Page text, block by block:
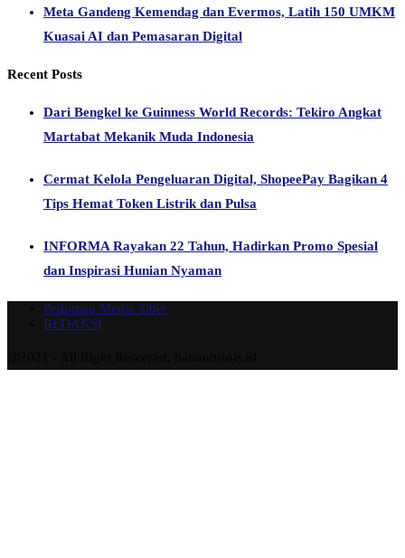
Meta Gandeng Kemendag dan Evermos, Latih 150 UMKM
Kuasai AI dan Pemasaran Digital
Recent Posts
Dari Bengkel ke Guinness World Records: Tekiro Angkat
Martabat Mekanik Muda Indonesia
Cermat Kelola Pengeluaran Digital, ShopeePay Bagikan 4
Tips Hemat Token Listrik dan Pulsa
INFORMA Rayakan 22 Tahun, Hadirkan Promo Spesial
dan Inspirasi Hunian Nyaman
Pedoman Media Siber
REDAKSI